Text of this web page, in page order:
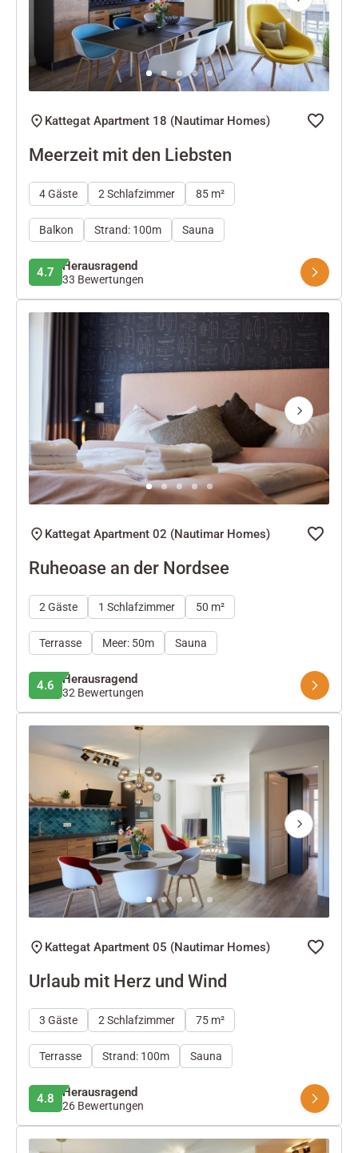
Next
Kattegat Apartment 18 (Nautimar Homes)
Meerzeit mit den Liebsten
4 Gäste 2 Schlafzimmer 85 m²
Balkon Strand: 100m Sauna
4.7 Herausragend
33 Bewertungen
Next
Kattegat Apartment 02 (Nautimar Homes)
Ruheoase an der Nordsee
2 Gäste 1 Schlafzimmer 50 m²
Terrasse Meer: 50m Sauna
4.6 Herausragend
32 Bewertungen
Next
Kattegat Apartment 05 (Nautimar Homes)
Urlaub mit Herz und Wind
3 Gäste 2 Schlafzimmer 75 m²
Terrasse Strand: 100m Sauna
4.8 Herausragend
26 Bewertungen